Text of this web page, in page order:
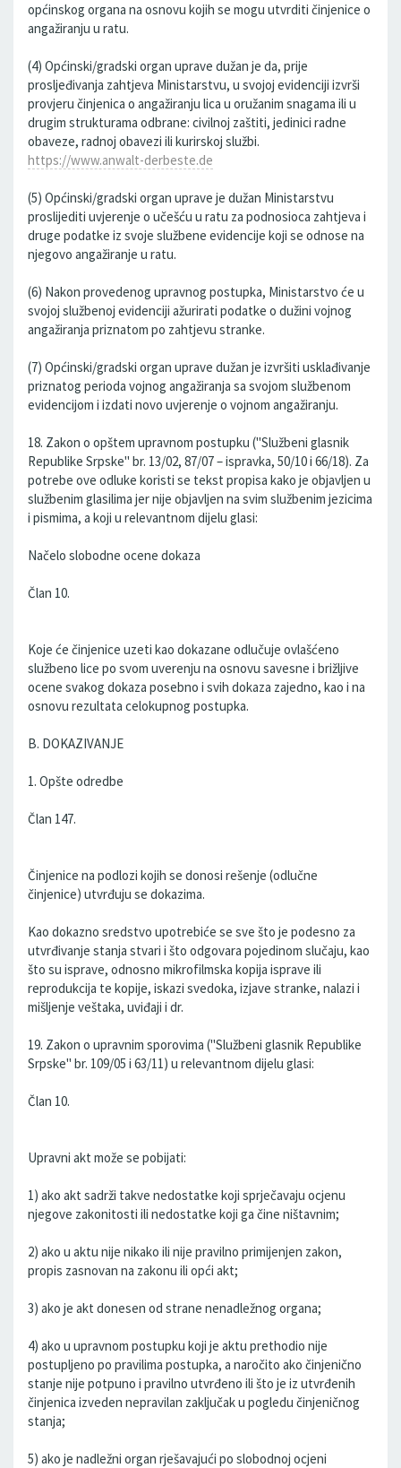
općinskog organa na osnovu kojih se mogu utvrditi činjenice o
angažiranju u ratu.
(4) Općinski/gradski organ uprave dužan je da, prije
prosljeđivanja zahtjeva Ministarstvu, u svojoj evidenciji izvrši
provjeru činjenica o angažiranju lica u oružanim snagama ili u
drugim strukturama odbrane: civilnoj zaštiti, jedinici radne
obaveze, radnoj obavezi ili kurirskoj službi.
https://www.anwalt-derbeste.de
(5) Općinski/gradski organ uprave je dužan Ministarstvu
proslijediti uvjerenje o učešću u ratu za podnosioca zahtjeva i
druge podatke iz svoje službene evidencije koji se odnose na
njegovo angažiranje u ratu.
(6) Nakon provedenog upravnog postupka, Ministarstvo će u
svojoj službenoj evidenciji ažurirati podatke o dužini vojnog
angažiranja priznatom po zahtjevu stranke.
(7) Općinski/gradski organ uprave dužan je izvršiti usklađivanje
priznatog perioda vojnog angažiranja sa svojom službenom
evidencijom i izdati novo uvjerenje o vojnom angažiranju.
18. Zakon o opštem upravnom postupku ("Službeni glasnik
Republike Srpske" br. 13/02, 87/07 – ispravka, 50/10 i 66/18). Za
potrebe ove odluke koristi se tekst propisa kako je objavljen u
službenim glasilima jer nije objavljen na svim službenim jezicima
i pismima, a koji u relevantnom dijelu glasi:
Načelo slobodne ocene dokaza
Član 10.
Koje će činjenice uzeti kao dokazane odlučuje ovlašćeno
službeno lice po svom uverenju na osnovu savesne i brižljive
ocene svakog dokaza posebno i svih dokaza zajedno, kao i na
osnovu rezultata celokupnog postupka.
B. DOKAZIVANJE
1. Opšte odredbe
Član 147.
Činjenice na podlozi kojih se donosi rešenje (odlučne
činjenice) utvrđuju se dokazima.
Kao dokazno sredstvo upotrebiće se sve što je podesno za
utvrđivanje stanja stvari i što odgovara pojedinom slučaju, kao
što su isprave, odnosno mikrofilmska kopija isprave ili
reprodukcija te kopije, iskazi svedoka, izjave stranke, nalazi i
mišljenje veštaka, uviđaji i dr.
19. Zakon o upravnim sporovima ("Službeni glasnik Republike
Srpske" br. 109/05 i 63/11) u relevantnom dijelu glasi:
Član 10.
Upravni akt može se pobijati:
1) ako akt sadrži takve nedostatke koji sprječavaju ocjenu
njegove zakonitosti ili nedostatke koji ga čine ništavnim;
2) ako u aktu nije nikako ili nije pravilno primijenjen zakon,
propis zasnovan na zakonu ili opći akt;
3) ako je akt donesen od strane nenadležnog organa;
4) ako u upravnom postupku koji je aktu prethodio nije
postupljeno po pravilima postupka, a naročito ako činjenično
stanje nije potpuno i pravilno utvrđeno ili što je iz utvrđenih
činjenica izveden nepravilan zaključak u pogledu činjeničnog
stanja;
5) ako je nadležni organ rješavajući po slobodnoj ocjeni